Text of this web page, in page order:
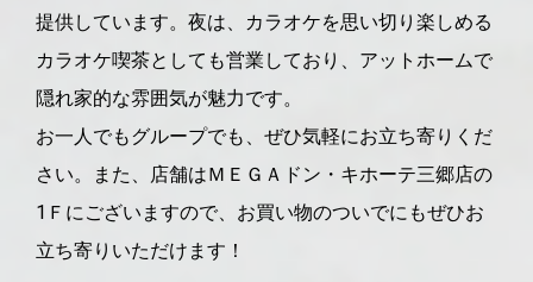
提供しています。夜は、カラオケを思い切り楽しめる
カラオケ喫茶としても営業しており、アットホームで
隠れ家的な雰囲気が魅力です。
お一人でもグループでも、ぜひ気軽にお立ち寄りくだ
さい。また、店舗はＭＥＧＡドン・キホーテ三郷店の
1Ｆにございますので、お買い物のついでにもぜひお
立ち寄りいただけます！